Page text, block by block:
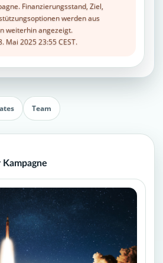
Finanzierungsstand, Ziel,
werden aus
weiterhin angezeigt.
Mai 2025 23:55 CEST.
Team